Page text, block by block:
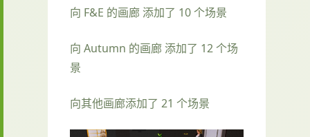
向 F&E 的画廊 添加了 10 个场景
向 Autumn 的画廊 添加了 12 个场
景
向其他画廊添加了 21 个场景